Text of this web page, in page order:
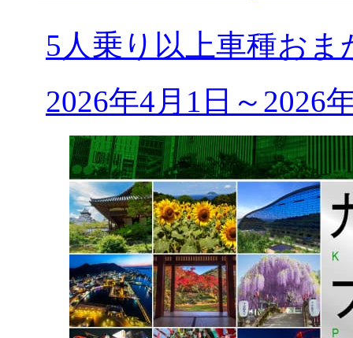
5人乗り以上車種お
2026年4月1日～2026